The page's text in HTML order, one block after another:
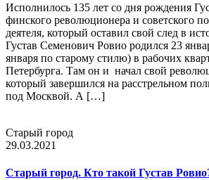
Исполнилось 135 лет со дня рождения
финского революционера и советского
деятеля, который оставил свой след в
Густав Семенович Ровио родился 23
января по старому стилю) в рабочих
Петербурга. Там он и начал свой
который завершился на расстрельном
под Москвой. А […]
Старый город
29.03.2021
Старый город. Кто такой Густав